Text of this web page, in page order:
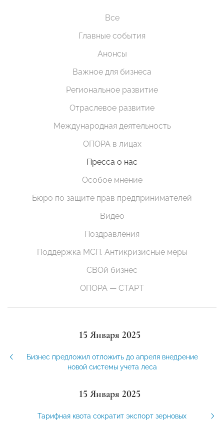
Все
Главные события
Анонсы
Важное для бизнеса
Региональное развитие
Отраслевое развитие
Международная деятельность
ОПОРА в лицах
Пресса о нас
Особое мнение
Бюро по защите прав предпринимателей
Видео
Поздравления
Поддержка МСП. Антикризисные меры
СВОй бизнес
ОПОРА — СТАРТ
15 Января 2025
Бизнес предложил отложить до апреля внедрение
новой системы учета леса
15 Января 2025
Тарифная квота сократит экспорт зерновых